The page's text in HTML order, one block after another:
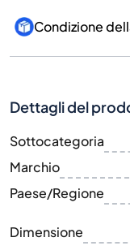
Condizione
Dettagli del
Sottocategoria
Marchio
Paese/Regione
Dimensione